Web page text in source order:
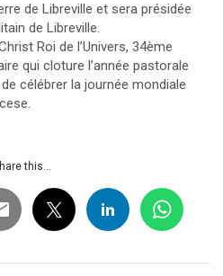
de Libreville et sera présidée
de Libreville.
Roi de l’Univers, 34ème
qui cloture l’année pastorale
célébrer la journée mondiale
this...